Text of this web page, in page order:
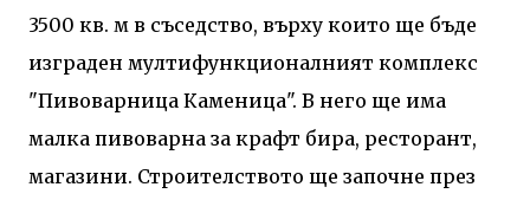
3500 кв. м в съседство, върху които ще бъде
изграден мултифункционалният комплекс
"Пивоварница Каменица". В него ще има
малка пивоварна за крафт бира, ресторант,
магазини. Строителството ще започне през